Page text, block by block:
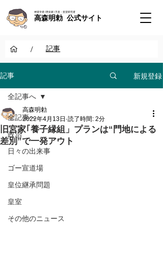
神道学者 / 歴史家 / 天皇・皇室研究者
高森明勅 公式サイト
/ 記事
記事 新規登録
全記事へ
政治
日々の出来事
ゴー宣道場
皇位継承問題
皇室
その他のニュース
全記事へ
旧宮家｢養子縁組」プランは“門地による
差別”で一発アウト
高森明勅
2022年4月13日 読了時間: 2分